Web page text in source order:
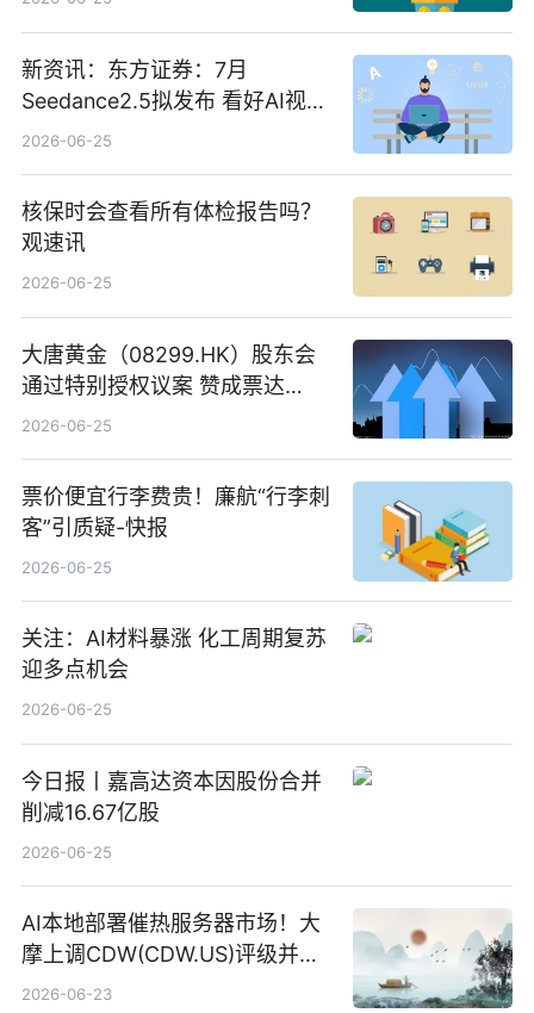
新资讯：东方证券：7月
Seedance2.5拟发布 看好AI视频
创作工作流进一步提效
2026-06-25
核保时会查看所有体检报告吗？
观速讯
2026-06-25
大唐黄金（08299.HK）股东会
通过特别授权议案 赞成票达
100%_新动态
2026-06-25
票价便宜行李费贵！廉航“行李刺
客”引质疑-快报
2026-06-25
关注：AI材料暴涨 化工周期复苏
迎多点机会
2026-06-25
今日报丨嘉高达资本因股份合并
削减16.67亿股
2026-06-25
AI本地部署催热服务器市场！大
摩上调CDW(CDW.US)评级并看
高IBM(IBM.US)戴尔(DELL.US)
2026-06-23